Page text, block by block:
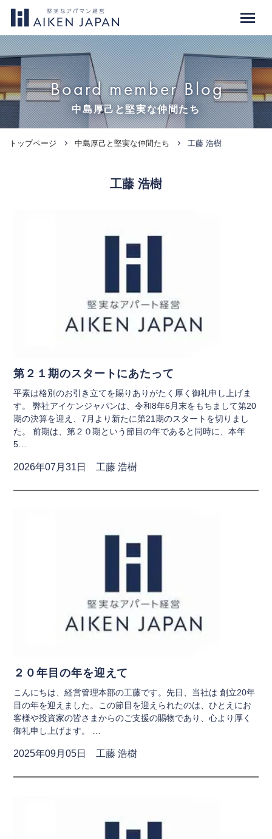
Board member Blog
中島厚己と堅実な仲間たち
トップページ 中島厚己と堅実な仲間たち 工藤 浩樹
工藤 浩樹
第２１期のスタートにあたって
平素は格別のお引き立てを賜りありがたく厚く御礼申し上げま
す。 弊社アイケンジャパンは、令和8年6月末をもちまして第20
期の決算を迎え、7月より新たに第21期のスタートを切りまし
た。 前期は、第２０期という節目の年であると同時に、本年
5…
2026年07月31日 工藤 浩樹
２０年目の年を迎えて
こんにちは、経営管理本部の工藤です。​ ​ 先日、当社は 創立20年
目の年を迎えました。 ​この節目を迎えられたのは、ひとえにお
客様や投資家の皆さまからのご支援の賜物であり、心より厚く
御礼申し上げます。 …
2025年09月05日 工藤 浩樹